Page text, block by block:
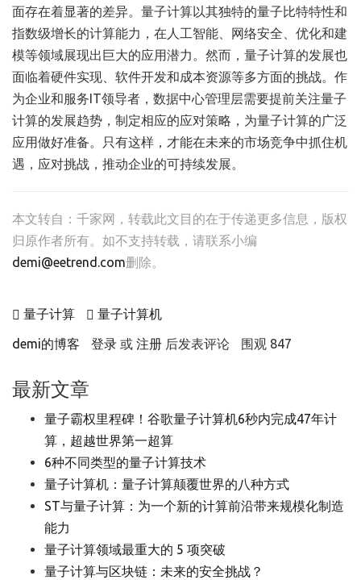
面存在着显著的差异。量子计算以其独特的量子比特特性和
指数级增长的计算能力，在人工智能、网络安全、优化和建
模等领域展现出巨大的应用潜力。然而，量子计算的发展也
面临着硬件实现、软件开发和成本资源等多方面的挑战。作
为企业和服务IT领导者，数据中心管理层需要提前关注量子
计算的发展趋势，制定相应的应对策略，为量子计算的广泛
应用做好准备。只有这样，才能在未来的市场竞争中抓住机
遇，应对挑战，推动企业的可持续发展。
本文转自： 千家网 ，转载此文目的在于传递更多信息，版权
归原作者所有。如不支持转载，请联系小编
demi@eetrend.com删除。
量子计算 量子计算机
demi的博客 登录 或 注册 后发表评论 围观 847
最新文章
量子霸权里程碑！谷歌量子计算机6秒内完成47年计
算，超越世界第一超算
6种不同类型的量子计算技术
量子计算机：量子计算颠覆世界的八种方式
ST与量子计算：为一个新的计算前沿带来规模化制造
能力
量子计算领域最重大的 5 项突破
量子计算与区块链：未来的安全挑战？